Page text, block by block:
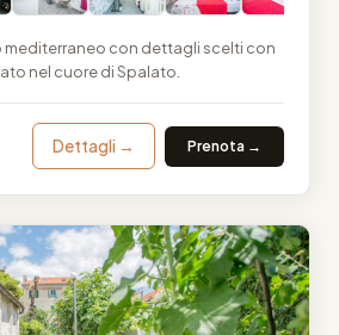
con dettagli scelti con
nel cuore di Spalato.
Dettagli → Prenota →